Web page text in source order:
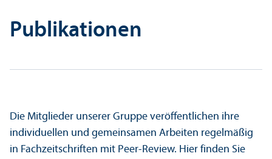
Publikationen
Die Mitglieder unserer Gruppe veröffentlichen ihre
individuellen und gemeinsamen Arbeiten regelmäßig
in Fach­zeitschriften mit Peer-Review. Hier finden Sie